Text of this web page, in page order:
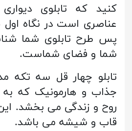
کنید که تابلوی
عناصری است در نگاه
پس طرح تابلوی شما
شما و فضای شماست.
تابلو چهار قل سه تکه
جذاب و هارمونیک که به
روح و زندگی می بخشد.
قاب و شیشه می باشد.